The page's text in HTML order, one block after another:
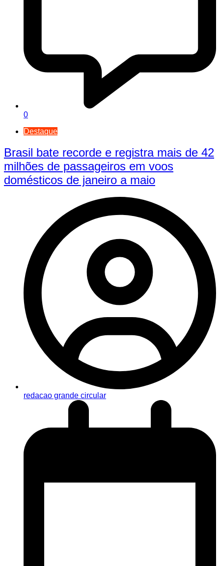
0
Destaque
Brasil bate recorde e registra mais de 42
milhões de passageiros em voos
domésticos de janeiro a maio
redacao grande circular